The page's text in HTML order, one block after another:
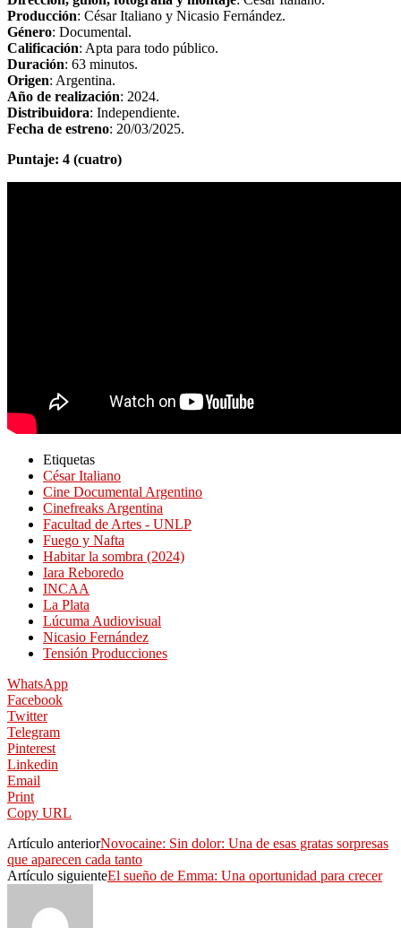
Producción: César Italiano y Nicasio Fernández.
Género: Documental.
Calificación: Apta para todo público.
Duración: 63 minutos.
Origen: Argentina.
Año de realización: 2024.
Distribuidora: Independiente.
Fecha de estreno: 20/03/2025.
Puntaje: 4 (cuatro)
Etiquetas
César Italiano
Cine Documental Argentino
Cinefreaks Argentina
Facultad de Artes - UNLP
Fuego y Nafta
Habitar la sombra (2024)
Iara Reboredo
INCAA
La Plata
Lúcuma Audiovisual
Nicasio Fernández
Tensión Producciones
WhatsApp
Facebook
Twitter
Telegram
Pinterest
Linkedin
Email
Print
Copy URL
Artículo anteriorNovocaine: Sin dolor: Una de esas gratas sorpresas
que aparecen cada tanto
Artículo siguienteEl sueño de Emma: Una oportunidad para crecer